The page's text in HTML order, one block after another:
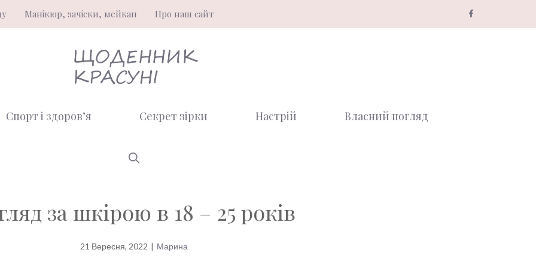
Манікюр, зачіски, мейкап Про наш сайт
Спорт і здоров’я Секрет зірки Настрій Власний погляд
за шкірою в 18 – 25 років
21 Вересня, 2022 | Марина